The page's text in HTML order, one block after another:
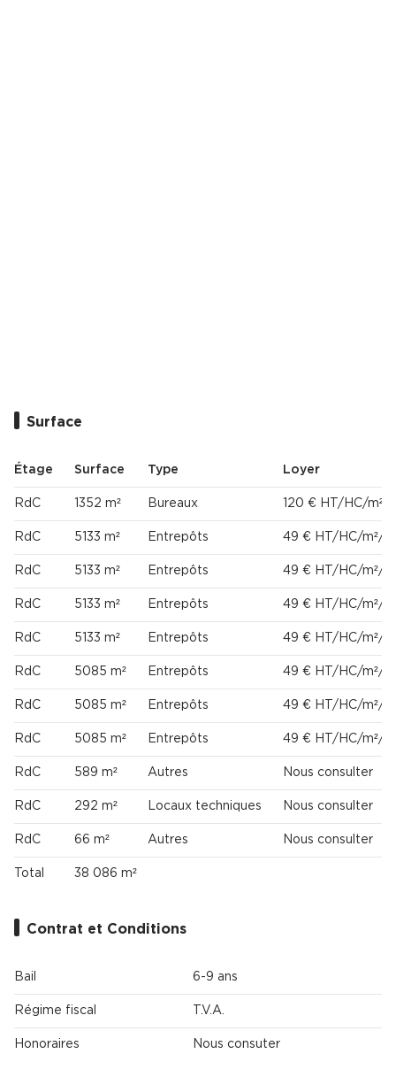
Surface
Étage Surface Type Loyer
RdC 1352 m² Bureaux 120 € HT/HC/m²/
RdC 5133 m² Entrepôts 49 € HT/HC/m²/
RdC 5133 m² Entrepôts 49 € HT/HC/m²/
RdC 5133 m² Entrepôts 49 € HT/HC/m²/
RdC 5133 m² Entrepôts 49 € HT/HC/m²/
RdC 5085 m² Entrepôts 49 € HT/HC/m²/
RdC 5085 m² Entrepôts 49 € HT/HC/m²/
RdC 5085 m² Entrepôts 49 € HT/HC/m²/
RdC 589 m² Autres Nous consulter
RdC 292 m² Locaux techniques Nous consulter
RdC 66 m² Autres Nous consulter
Total 38 086 m²
Contrat et Conditions
Bail 6-9 ans
Régime fiscal T.V.A.
Honoraires Nous consuter